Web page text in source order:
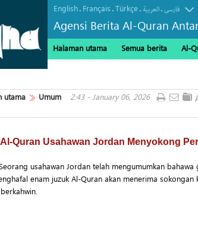
English. Français.Türkçe. العربیة.فارسی
Agensi Berita Al-Quran
Halaman utama Semua berita Al-
utama Umum 2:43 - January 06, 2026
Al-Quran Usahawan Jordan Menyokong
usahawan Jordan telah mengumumkan
enam juzuk Al-Quran akan menerima sokongan